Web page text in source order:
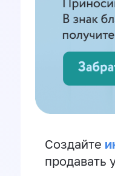
Создайте
продавать